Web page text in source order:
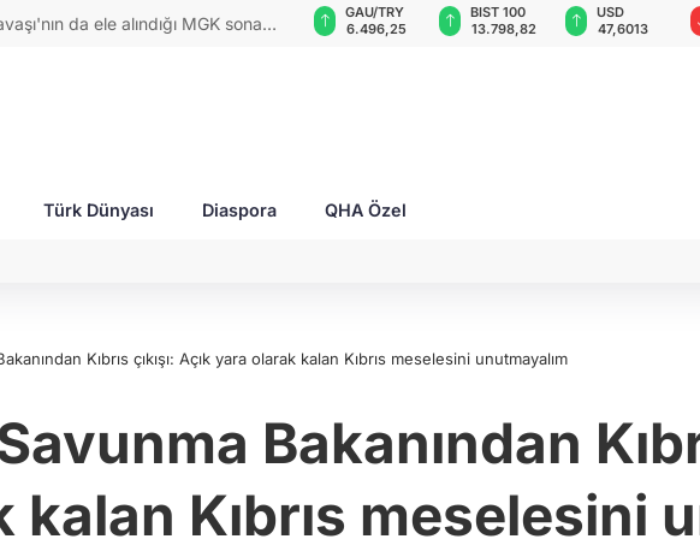
da ele alındığı MGK sona
0,0018
6.496,25
BIST 100
13.798,82
USD
47,6013
EUR
54,8105
Türk Dünyası Diaspora QHA Özel
Kıbrıs çıkışı: Açık yara olarak kalan Kıbrıs meselesini unutmayalım
Bakanından
kalan Kıbrıs meselesini